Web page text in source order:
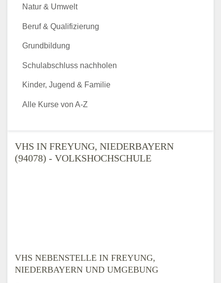
VHS IN FREYUNG, NIEDERBAYERN
(94078) - VOLKSHOCHSCHULE
VHS NEBENSTELLE IN FREYUNG,
NIEDERBAYERN UND UMGEBUNG
Natur & Umwelt
Beruf & Qualifizierung
Grundbildung
Schulabschluss nachholen
Kinder, Jugend & Familie
Alle Kurse von A-Z